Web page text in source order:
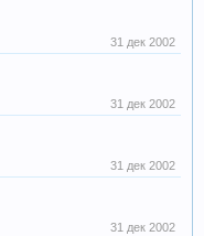
31 дек 2002
31 дек 2002
31 дек 2002
31 дек 2002